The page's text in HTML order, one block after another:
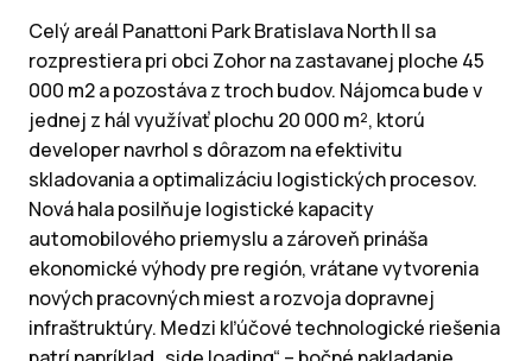
Celý areál Panattoni Park Bratislava North II sa
rozprestiera pri obci Zohor na zastavanej ploche 45
000 m2 a pozostáva z troch budov. Nájomca bude v
jednej z hál využívať plochu 20 000 m², ktorú
developer navrhol s dôrazom na efektivitu
skladovania a optimalizáciu logistických procesov.
Nová hala posilňuje logistické kapacity
automobilového priemyslu a zároveň prináša
ekonomické výhody pre región, vrátane vytvorenia
nových pracovných miest a rozvoja dopravnej
infraštruktúry. Medzi kľúčové technologické riešenia